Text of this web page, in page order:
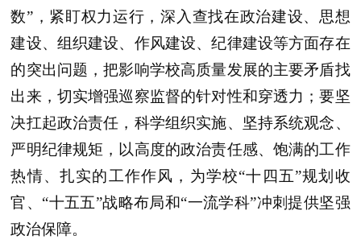
数”，紧盯权力运行，深入查找在政治建设、思想
建设、组织建设、作风建设、纪律建设等方面存在
的突出问题，把影响学校高质量发展的主要矛盾找
出来，切实增强巡察监督的针对性和穿透力；要坚
决扛起政治责任，科学组织实施、坚持系统观念、
严明纪律规矩，以高度的政治责任感、饱满的工作
热情、扎实的工作作风，为学校“十四五”规划收
官、“十五五”战略布局和“一流学科”冲刺提供坚强
政治保障。